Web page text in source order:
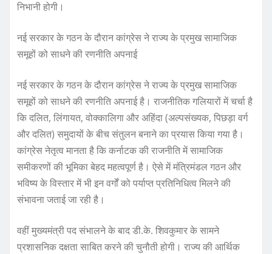
निभानी होगी।
नई सरकार के गठन के दौरान कांग्रेस ने राज्य के प्रमुख सामाजिक
समूहों को साधने की रणनीति अपनाई
नई सरकार के गठन के दौरान कांग्रेस ने राज्य के प्रमुख सामाजिक
समूहों को साधने की रणनीति अपनाई है। राजनीतिक गलियारों में चर्चा है
कि दलित, लिंगायत, वोक्कालिगा और अहिंदा (अल्पसंख्यक, पिछड़ा वर्ग
और दलित) समुदायों के बीच संतुलन बनाने का प्रयास किया गया है।
कांग्रेस नेतृत्व मानता है कि कर्नाटक की राजनीति में सामाजिक
समीकरणों की भूमिका बेहद महत्वपूर्ण है। ऐसे में मंत्रिमंडल गठन और
भविष्य के विस्तार में भी इन वर्गों को पर्याप्त प्रतिनिधित्व मिलने की
संभावना जताई जा रही है।
वहीं मुख्यमंत्री पद संभालने के बाद डी.के. शिवकुमार के सामने
प्रशासनिक दक्षता साबित करने की चुनौती होगी। राज्य की आर्थिक